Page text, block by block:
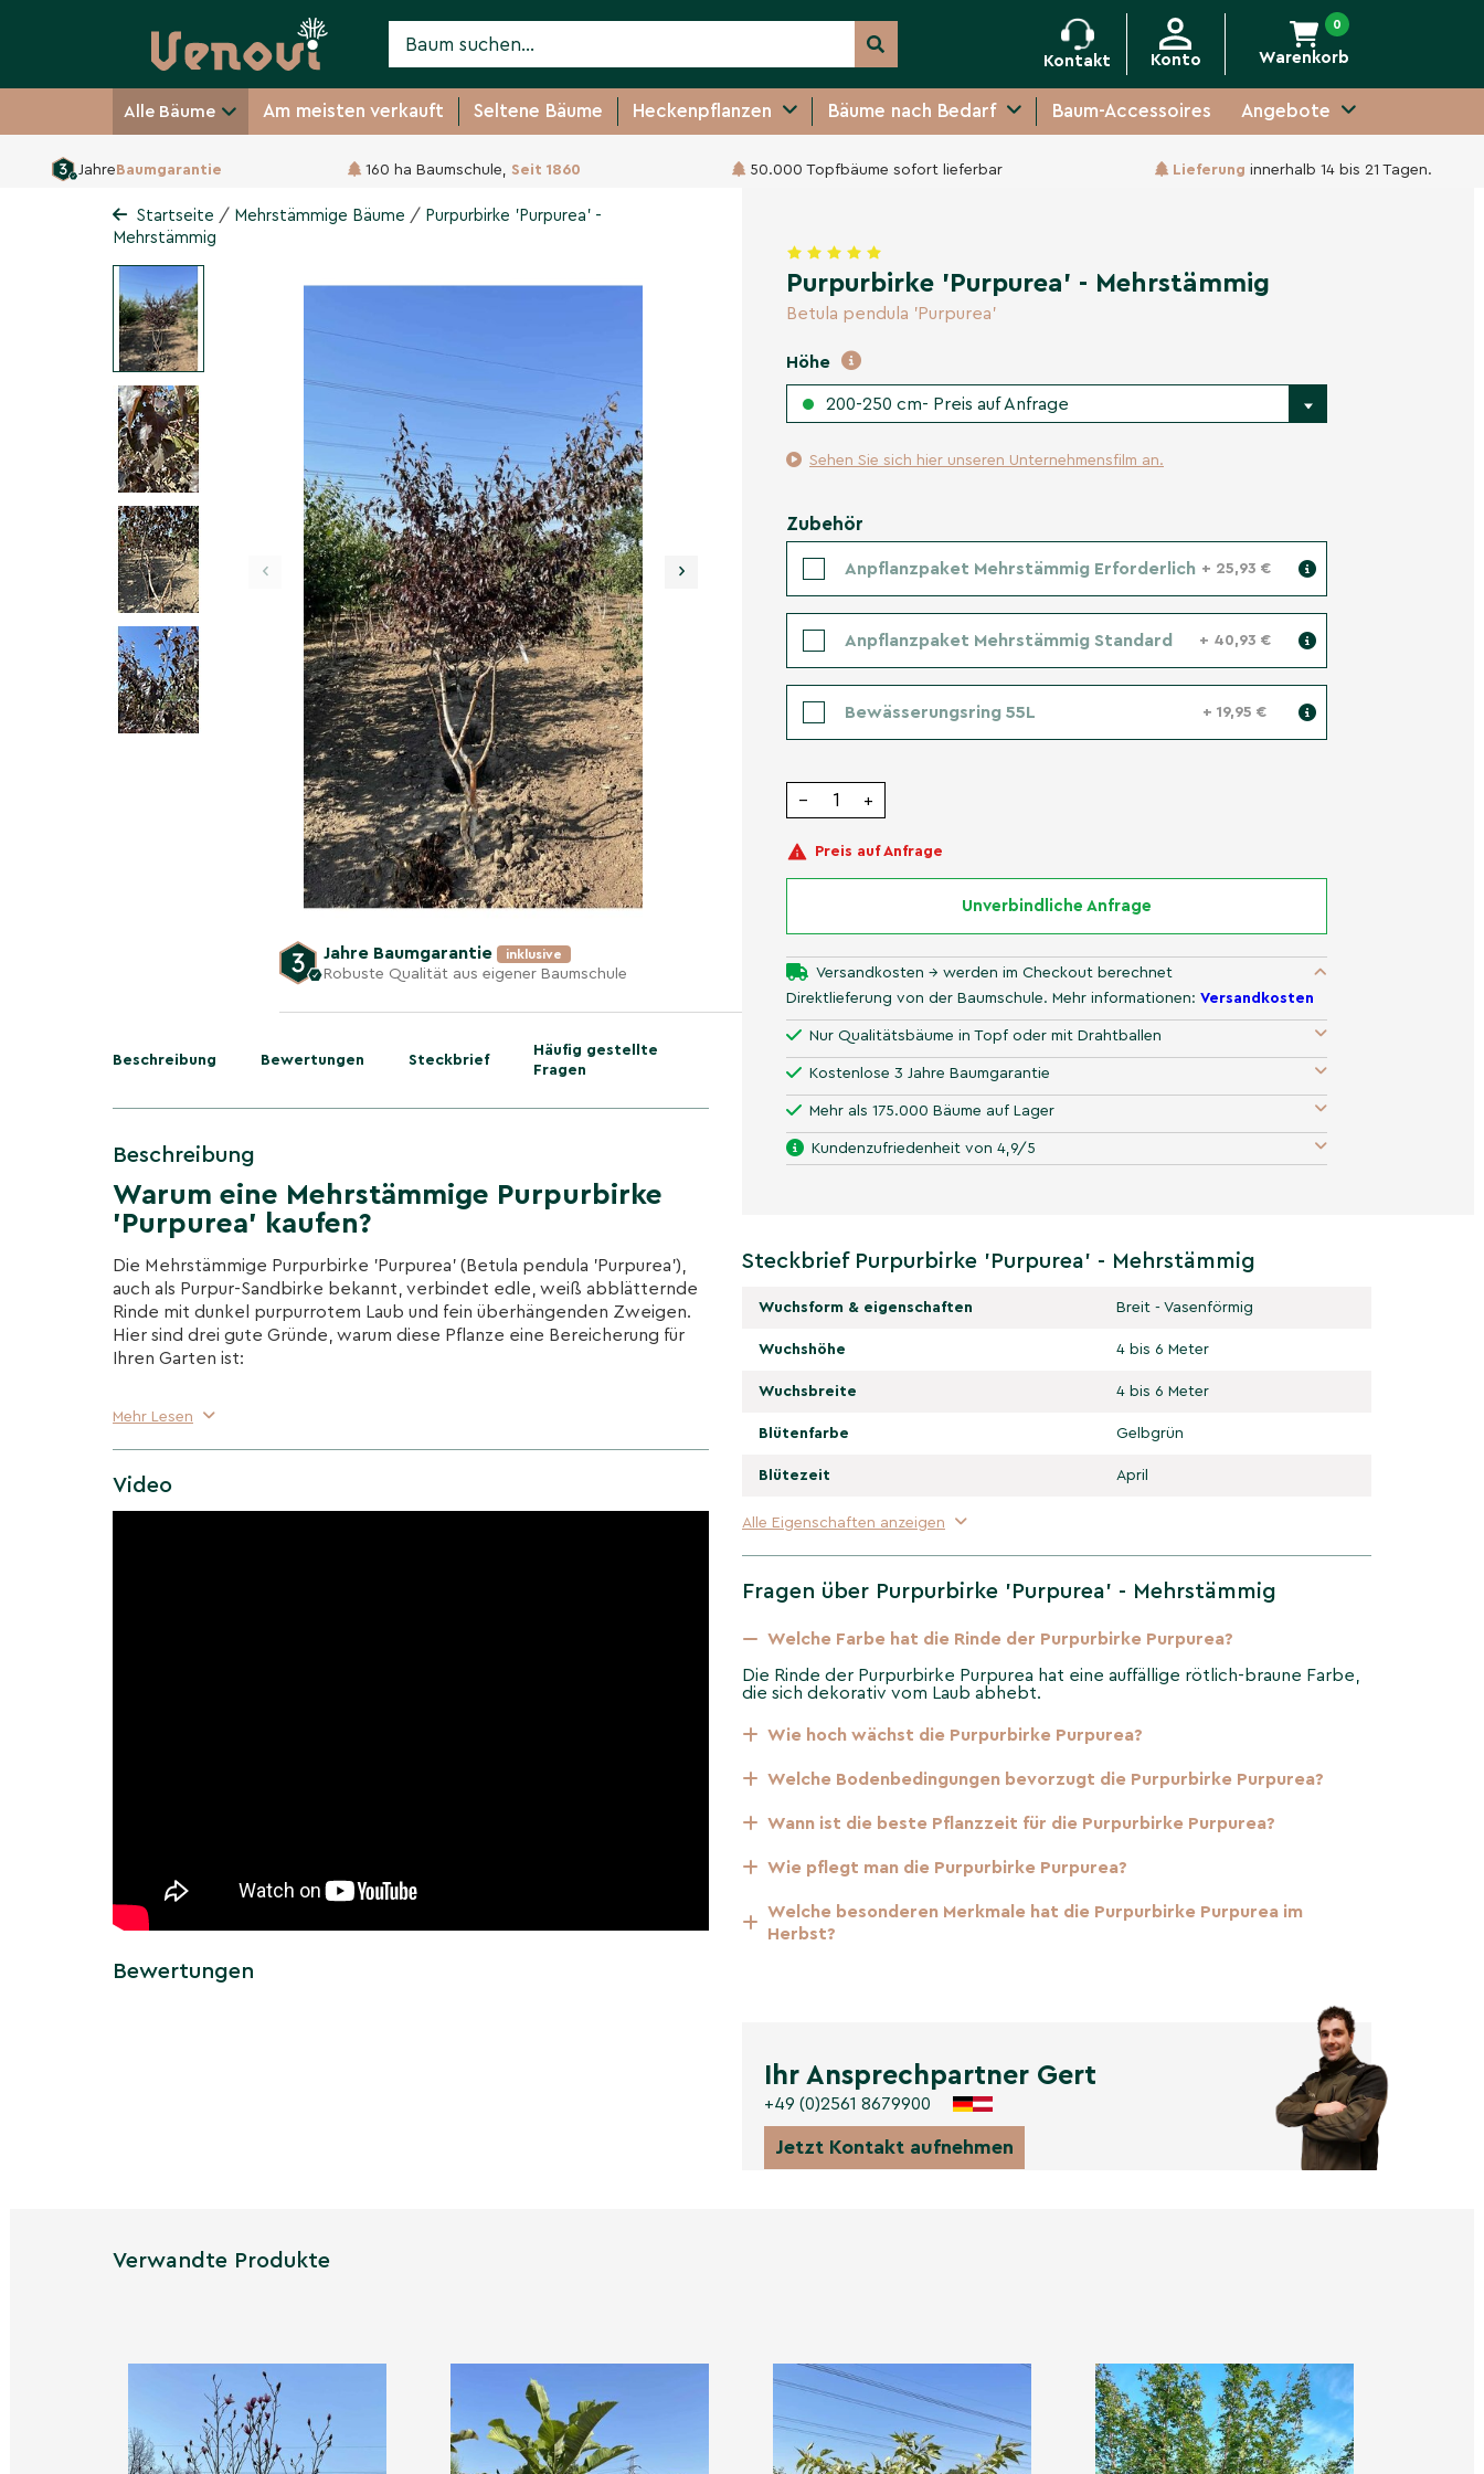
Kontakt Konto Warenkorb
0
Alle Bäume Am meisten verkauft Seltene Bäume Heckenpflanzen Bäume nach Bedarf Baum-Accessoires Angebote
JahreBaumgarantie 160 ha Baumschule, Seit 1860 50.000 Topfbäume sofort lieferbar Lieferung innerhalb 14 bis 21 Tagen.
Purpurbirke 'Purpurea' - Mehrstämmig
Betula pendula 'Purpurea'
Startseite / Mehrstämmige Bäume / Purpurbirke 'Purpurea' -
Mehrstämmig
‹ ›
Jahre Baumgarantie inklusive
Robuste Qualität aus eigener Baumschule
Beschreibung Bewertungen Steckbrief
Häufig gestellte
Fragen
Beschreibung
Warum eine Mehrstämmige Purpurbirke
'Purpurea' kaufen?
Die Mehrstämmige Purpurbirke 'Purpurea' (Betula pendula 'Purpurea'),
auch als Purpur-Sandbirke bekannt, verbindet edle, weiß abblätternde
Rinde mit dunkel purpurrotem Laub und fein überhängenden Zweigen.
Hier sind drei gute Gründe, warum diese Pflanze eine Bereicherung für
Ihren Garten ist:
Kontrast aus heller, dekorativer Rinde und dunkel purpurrotem bis
purpurgrünem Laub; zierende Kätzchen im Frühjahr setzen zusätzliche
Akzente.
Elegante Mehrstamm-Silhouette
im Jahresverlauf?
Sommerlaub und einen klaren Herbst-/Winteraspekt.
spendet angenehmen, luftigen Schatten; die Mehrstamm-Form
bleibt klar erkennbar.
Mehr Lesen
Video
Bewertungen
Purpurbirke 'Purpurea' - Mehrstämmig
Betula pendula 'Purpurea'
Höhe
200-250 cm- Preis auf Anfrage
Sehen Sie sich hier unseren Unternehmensfilm an.
Zubehör
Anpflanzpaket Mehrstämmig Erforderlich + 25,93 €
Anpflanzpaket Mehrstämmig Standard + 40,93 €
Bewässerungsring 55L + 19,95 €
− +
Preis auf Anfrage
Unverbindliche Anfrage
Versandkosten → werden im Checkout berechnet
Direktlieferung von der Baumschule. Mehr informationen: Versandkosten
Nur Qualitätsbäume in Topf oder mit Drahtballen
Kostenlose 3 Jahre Baumgarantie
Mehr als 175.000 Bäume auf Lager
Kundenzufriedenheit von 4,9/5
Steckbrief Purpurbirke 'Purpurea' - Mehrstämmig
Wuchsform & eigenschaften Breit - Vasenförmig
Wuchshöhe 4 bis 6 Meter
Wuchsbreite 4 bis 6 Meter
Blütenfarbe Gelbgrün
Blütezeit April
Alle Eigenschaften anzeigen
Fragen über Purpurbirke 'Purpurea' - Mehrstämmig
Welche Farbe hat die Rinde der Purpurbirke Purpurea?
Die Rinde der Purpurbirke Purpurea hat eine auffällige rötlich-braune Farbe,
die sich dekorativ vom Laub abhebt.
Wie hoch wächst die Purpurbirke Purpurea?
Welche Bodenbedingungen bevorzugt die Purpurbirke Purpurea?
Wann ist die beste Pflanzzeit für die Purpurbirke Purpurea?
Wie pflegt man die Purpurbirke Purpurea?
Welche besonderen Merkmale hat die Purpurbirke Purpurea im
Herbst?
Ihr Ansprechpartner Gert
+49 (0)2561 8679900
Jetzt Kontakt aufnehmen
Verwandte Produkte